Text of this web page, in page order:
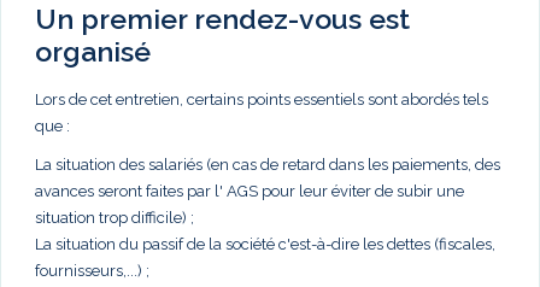
Un premier rendez-vous est
organisé
Lors de cet entretien, certains points essentiels sont abordés tels
que :
La situation des salariés (en cas de retard dans les paiements, des
avances seront faites par l' AGS pour leur éviter de subir une
situation trop difficile) ;
La situation du passif de la société c'est-à-dire les dettes (fiscales,
fournisseurs,...) ;